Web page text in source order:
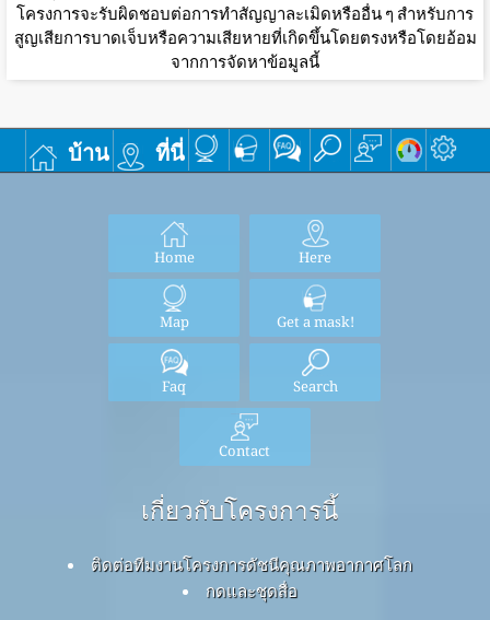
โครงการจะรับผิดชอบต่อการทำสัญญาละเมิดหรืออื่น ๆ สำหรับการ
สูญเสียการบาดเจ็บหรือความเสียหายที่เกิดขึ้นโดยตรงหรือโดยอ้อม
จากการจัดหาข้อมูลนี้
บ้าน ที่นี่
Home Here
Map Get a mask!
Faq Search
Contact
เกี่ยวกับโครงการนี้
ติดต่อทีมงานโครงการดัชนีคุณภาพอากาศโลก
กดและชุดสื่อ